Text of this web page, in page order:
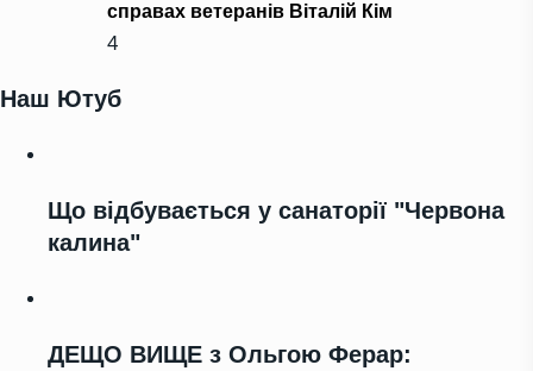
справах ветеранів Віталій Кім
4
Наш Ютуб
Що відбувається у санаторії "Червона
калина"
ДЕЩО ВИЩЕ з Ольгою Ферар: